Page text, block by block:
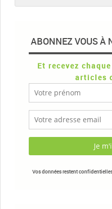
ABONNEZ VOUS À
Et recevez
articles
Vos données restent